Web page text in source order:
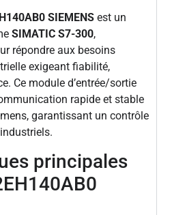
SIEMENS est un
SIMATIC S7-300,
répondre aux besoins
exigeant fiabilité,
Ce module d’entrée/sortie
rapide et stable
garantissant un contrôle
principales